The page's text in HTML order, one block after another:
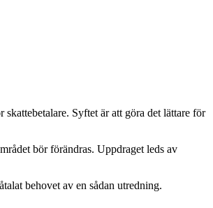
Syftet är att göra det lättare för
bör förändras. Uppdraget leds av
behovet av en sådan utredning.